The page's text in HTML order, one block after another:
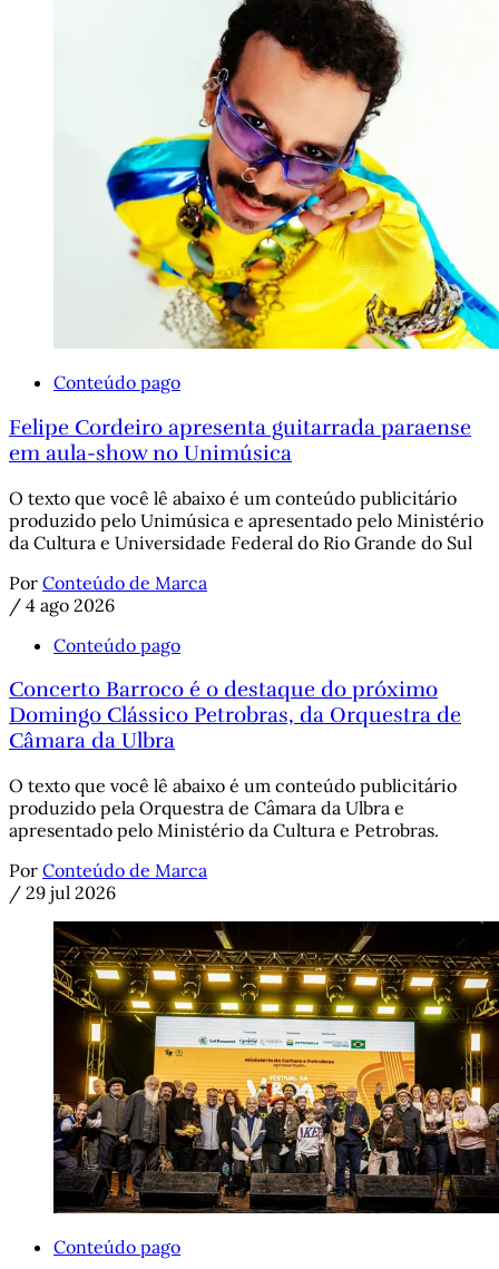
Conteúdo pago
Felipe Cordeiro apresenta guitarrada paraense
em aula-show no Unimúsica
O texto que você lê abaixo é um conteúdo publicitário
produzido pelo Unimúsica e apresentado pelo Ministério
da Cultura e Universidade Federal do Rio Grande do Sul
Por Conteúdo de Marca
/ 4 ago 2026
Conteúdo pago
Concerto Barroco é o destaque do próximo
Domingo Clássico Petrobras, da Orquestra de
Câmara da Ulbra
O texto que você lê abaixo é um conteúdo publicitário
produzido pela Orquestra de Câmara da Ulbra e
apresentado pelo Ministério da Cultura e Petrobras.
Por Conteúdo de Marca
/ 29 jul 2026
Conteúdo pago